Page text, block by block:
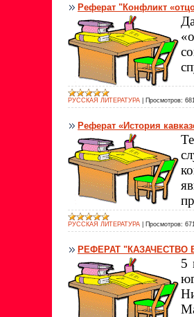
Реферат "Конфликт
РУССКАЯ ЛИТЕРАТУРА Просмотров: 681
Реферат «История
РУССКАЯ ЛИТЕРАТУРА Просмотров: 671
РЕФЕРАТ
5